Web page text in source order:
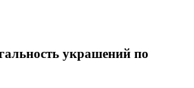
украшений по